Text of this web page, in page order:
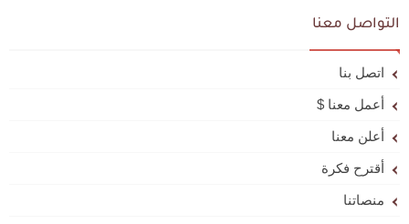
التواصل معنا
اتصل بنا
أعمل معنا $
أعلن معنا
أقترح فكرة
منصاتنا